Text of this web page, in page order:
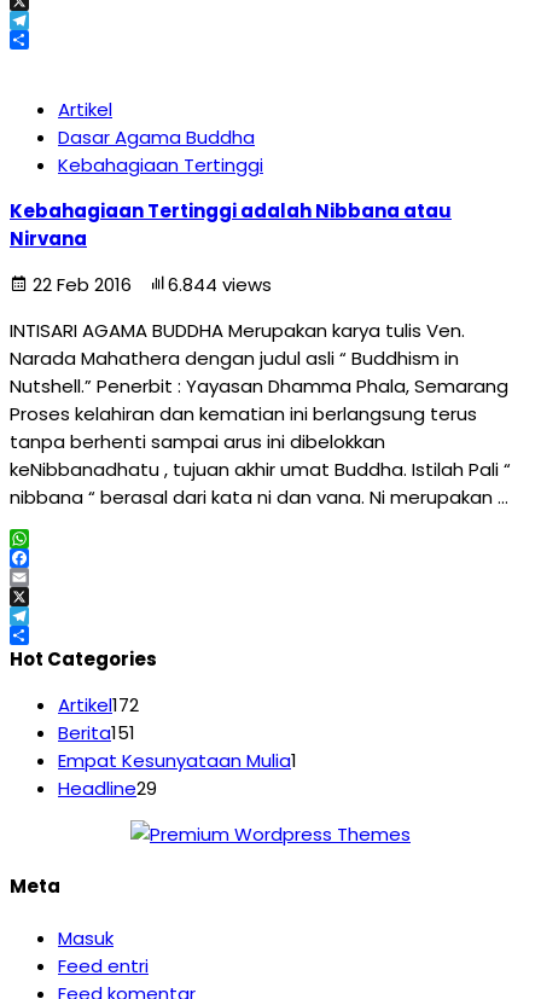
X
Telegram
Artikel
Dasar Agama Buddha
Kebahagiaan Tertinggi
Kebahagiaan Tertinggi adalah Nibbana atau
Nirvana
22 Feb 2016
6.844 views
INTISARI AGAMA BUDDHA Merupakan karya tulis Ven.
Narada Mahathera dengan judul asli “ Buddhism in
Nutshell.” Penerbit : Yayasan Dhamma Phala, Semarang
Proses kelahiran dan kematian ini berlangsung terus
tanpa berhenti sampai arus ini dibelokkan
keNibbanadhatu , tujuan akhir umat Buddha. Istilah Pali “
nibbana “ berasal dari kata ni dan vana. Ni merupakan …
WhatsApp
Facebook
Email
X
Telegram
Share
Hot Categories
Artikel172
Berita151
Empat Kesunyataan Mulia1
Headline29
Meta
Masuk
Feed entri
Feed komentar